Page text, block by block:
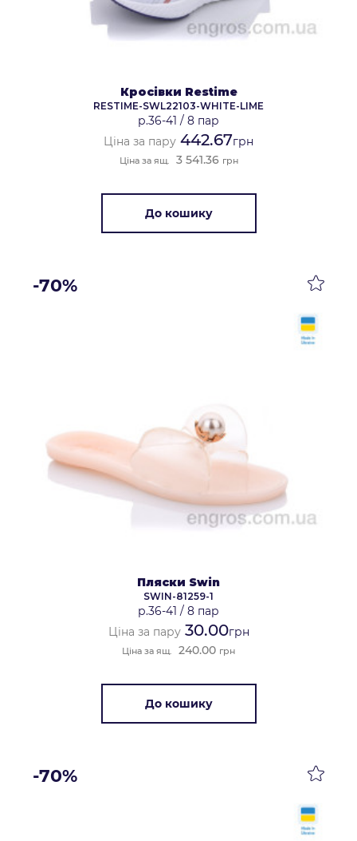
Кросівки Restime
RESTIME-SWL22103-WHITE-LIME
р.36-41 / 8 пар
Ціна за пару 442.67грн
Ціна за ящ. 3 541.36 грн
До кошику
-70%
Пляски Swin
SWIN-81259-1
р.36-41 / 8 пар
Ціна за пару30.00грн
Ціна за ящ. 240.00 грн
До кошику
-70%